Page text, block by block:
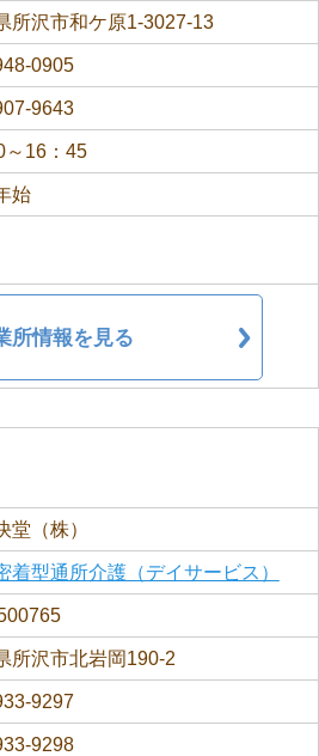
所沢市和ケ原1-3027-13
0905
9643
～16：45
始
所情報を見る
堂（株）
着型通所介護（デイサービス）
所沢市北岩岡190-2
9297
9298